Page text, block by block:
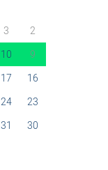
2
3
9
10
16
17
23
24
30
31